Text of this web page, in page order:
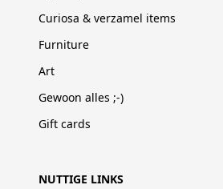
Curiosa & verzamel items
Furniture
Art
Gewoon alles ;-)
Gift cards
NUTTIGE LINKS